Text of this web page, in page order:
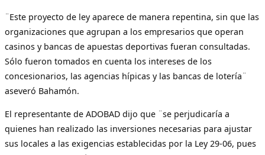
¨Este proyecto de ley aparece de manera repentina, sin que las
organizaciones que agrupan a los empresarios que operan
casinos y bancas de apuestas deportivas fueran consultadas.
Sólo fueron tomados en cuenta los intereses de los
concesionarios, las agencias hípicas y las bancas de lotería¨
aseveró Bahamón.
El representante de ADOBAD dijo que ¨se perjudicaría a
quienes han realizado las inversiones necesarias para ajustar
sus locales a las exigencias establecidas por la Ley 29-06, pues